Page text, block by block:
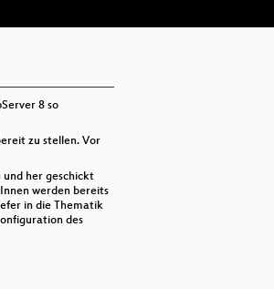
8 so
zu stellen. Vor
und her geschickt
werden bereits
in die Thematik
des